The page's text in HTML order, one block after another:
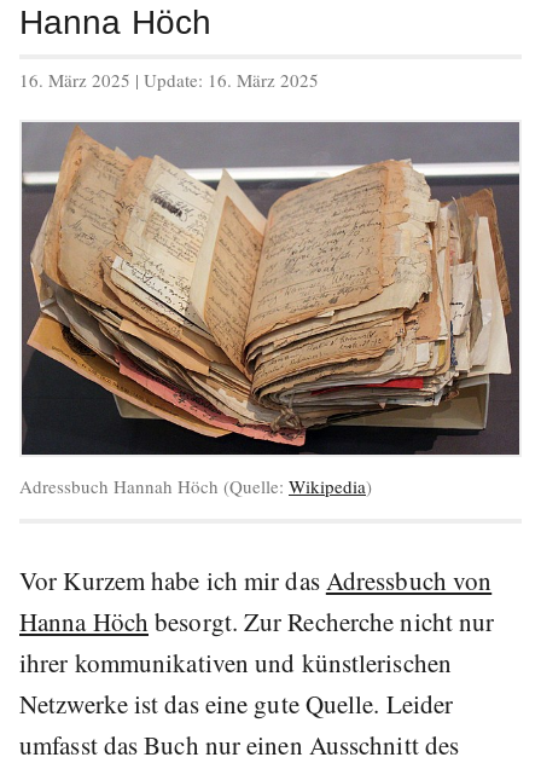
Hanna Höch
veröffentlicht
16. März 2025 | Update: 16. März 2025
Adressbuch Hannah Höch (Quelle: Wikipedia)
Vor Kurzem habe ich mir dasAdressbuch von
Hanna Höch besorgt. Zur Recherche nicht nur
ihrer kommunikativen und künstlerischen
Netzwerke ist das eine gute Quelle. Leider
umfasst das Buch nur einen Ausschnitt des